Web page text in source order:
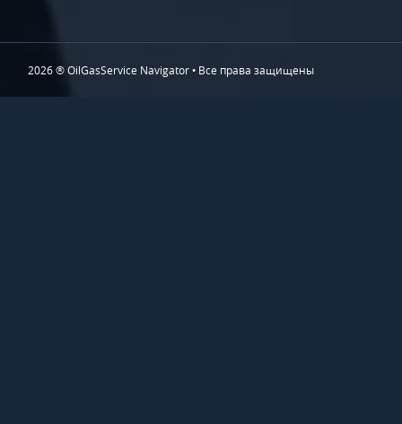
2026 ® OilGasService Navigator • Все права защищены